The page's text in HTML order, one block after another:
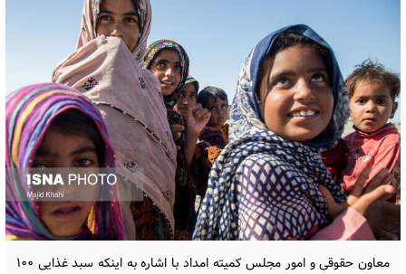
معاون حقوقی و امور مجلس کمیته امداد با اشاره به اینکه سبد غذایی ۱۰۰